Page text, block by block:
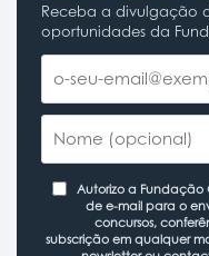
Receba a divulgação
oportunidades da
Autorizo a Fundação
de e-mail para o
concursos,
subscrição em qualquer